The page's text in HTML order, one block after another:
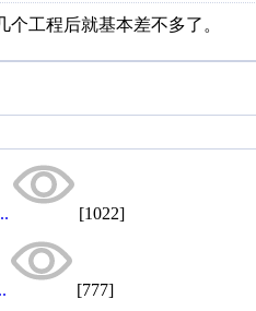
工程后就基本差不多了。
[1022]
[777]